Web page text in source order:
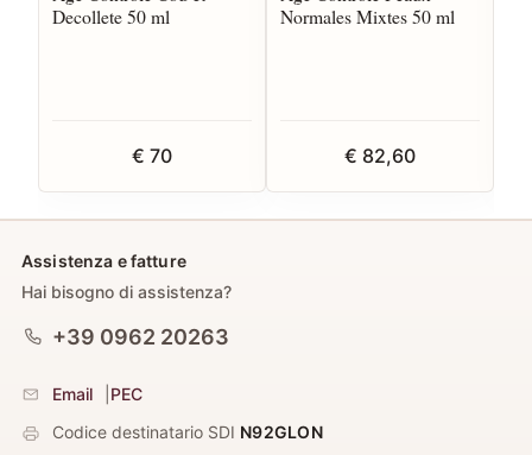
Decollete 50 ml
€ 70
Normales Mixtes 50 ml
€ 82,60
Assistenza e fatture
Hai bisogno di assistenza?
+39 0962 20263
Email
PEC
Codice destinatario SDI N92GLON